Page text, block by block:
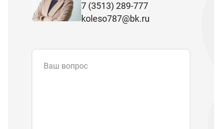
7 (3513) 289-777
koleso787@bk.ru
Ваш вопрос